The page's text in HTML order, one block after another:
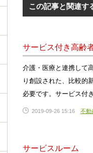
この記事と関連す
サービス付き高齢
介護・医療と連携して
り創設された、比較的
必要です。サービス付
2019-09-26 15:16 不動
サービスルーム